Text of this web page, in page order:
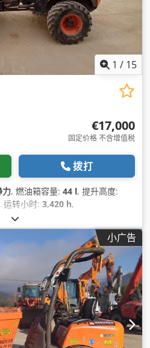
1 / 15
€17,000
固定价格 不含增值税
拨打
力, 燃油箱容量: 44 l, 提升高度:
, 运转小时: 3,420 h,
小广告